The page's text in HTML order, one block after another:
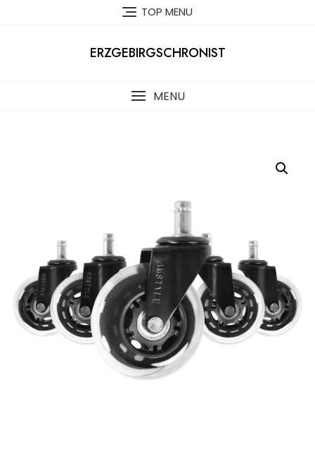
TOP MENU
ERZGEBIRGSCHRONIST
MENU